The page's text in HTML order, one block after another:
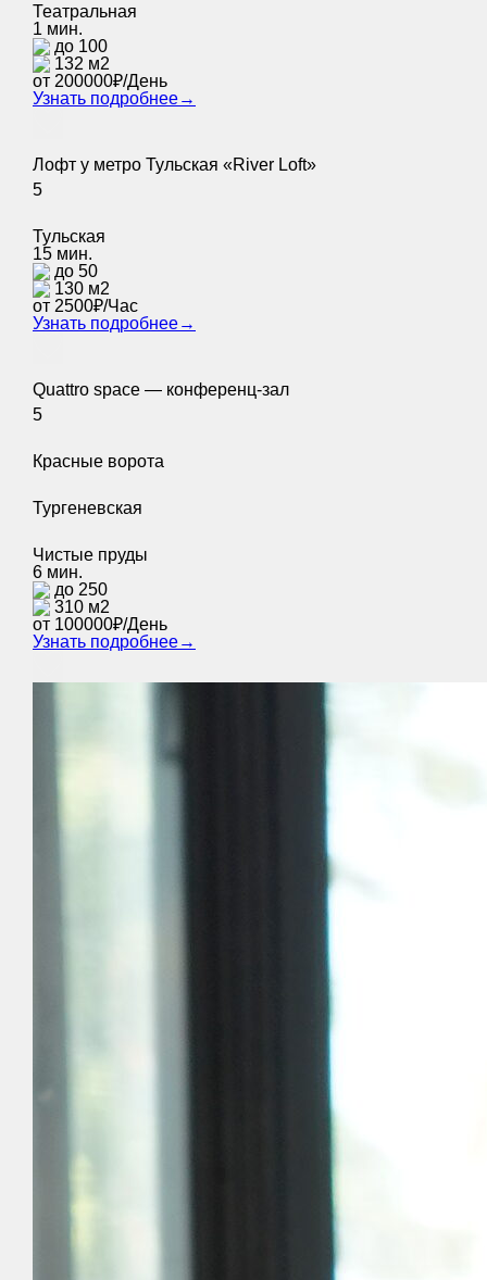
Театральная
1 мин.
до 100
132 м2
от 200000₽/День
Узнать подробнее→
Лофт у метро Тульская «River Loft»
5
Тульская
15 мин.
до 50
130 м2
от 2500₽/Час
Узнать подробнее→
Quattro space — конференц-зал
5
Красные ворота
Тургеневская
Чистые пруды
6 мин.
до 250
310 м2
от 100000₽/День
Узнать подробнее→